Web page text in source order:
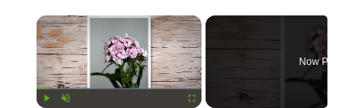
×
Now Playing